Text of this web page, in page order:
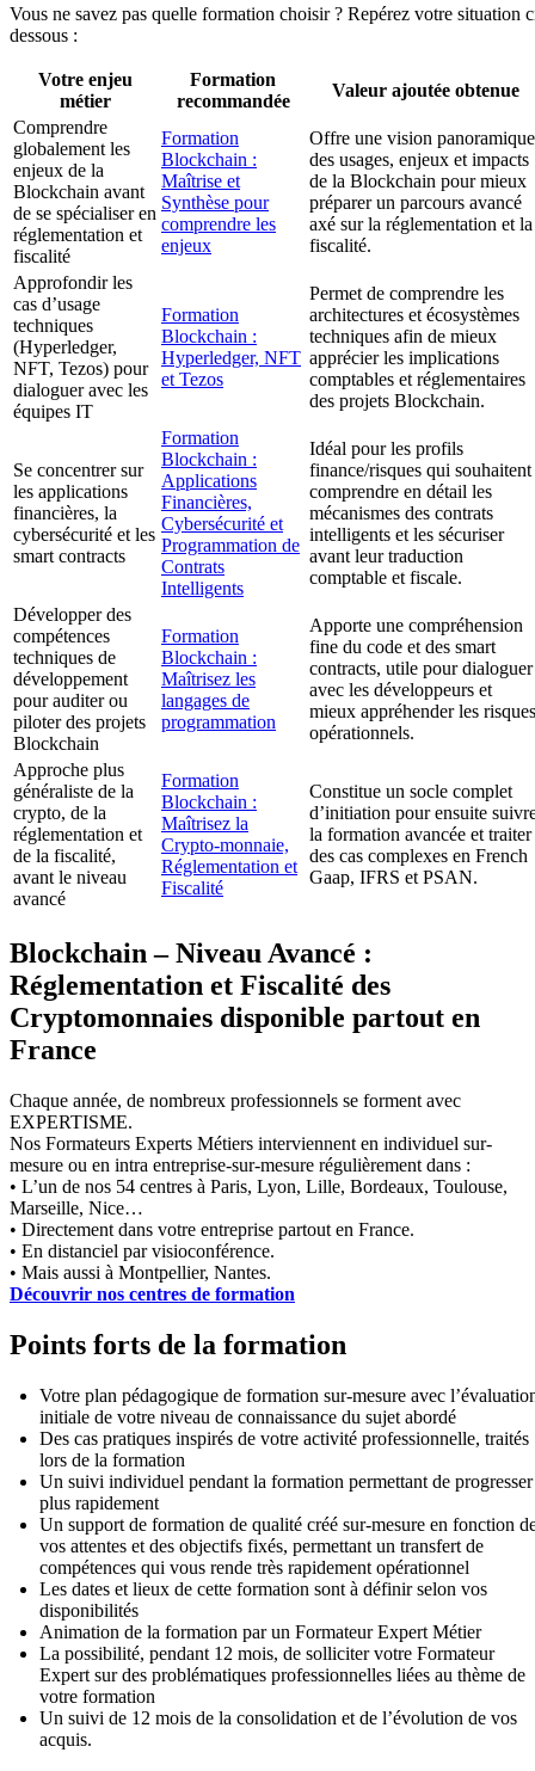
Vous ne savez pas quelle formation choisir ? Repérez votre situation
dessous :
Votre enjeu
métier
Formation
recommandée
Valeur ajoutée obtenue
Comprendre
globalement les
enjeux de la
Blockchain avant
de se spécialiser en
réglementation et
fiscalité
Formation
Blockchain :
Maîtrise et
Synthèse pour
comprendre les
enjeux
Offre une vision panoramique
des usages, enjeux et impacts
de la Blockchain pour mieux
préparer un parcours avancé
axé sur la réglementation et la
fiscalité.
Approfondir les
cas d’usage
techniques
(Hyperledger,
NFT, Tezos) pour
dialoguer avec les
équipes IT
Formation
Blockchain :
Hyperledger, NFT
et Tezos
Permet de comprendre les
architectures et écosystèmes
techniques afin de mieux
apprécier les implications
comptables et réglementaires
des projets Blockchain.
Se concentrer sur
les applications
financières, la
cybersécurité et les
smart contracts
Formation
Blockchain :
Applications
Financières,
Cybersécurité et
Programmation de
Contrats
Intelligents
Idéal pour les profils
finance/risques qui souhaitent
comprendre en détail les
mécanismes des contrats
intelligents et les sécuriser
avant leur traduction
comptable et fiscale.
Développer des
compétences
techniques de
développement
pour auditer ou
piloter des projets
Blockchain
Formation
Blockchain :
Maîtrisez les
langages de
programmation
Apporte une compréhension
fine du code et des smart
contracts, utile pour dialoguer
avec les développeurs et
mieux appréhender les risques
opérationnels.
Approche plus
généraliste de la
crypto, de la
réglementation et
de la fiscalité,
avant le niveau
avancé
Formation
Blockchain :
Maîtrisez la
Crypto-monnaie,
Réglementation et
Fiscalité
Constitue un socle complet
d’initiation pour ensuite
la formation avancée et traiter
des cas complexes en French
Gaap, IFRS et PSAN.
Blockchain – Niveau Avancé :
Réglementation et Fiscalité des
Cryptomonnaies disponible partout en
France
Chaque année, de nombreux professionnels se forment avec
EXPERTISME.
Nos Formateurs Experts Métiers interviennent en individuel sur-
mesure ou en intra entreprise-sur-mesure régulièrement dans :
• L’un de nos 54 centres à Paris, Lyon, Lille, Bordeaux, Toulouse,
Marseille, Nice…
• Directement dans votre entreprise partout en France.
• En distanciel par visioconférence.
• Mais aussi à Montpellier, Nantes.
Découvrir nos centres de formation
Points forts de la formation
Votre plan pédagogique de formation sur-mesure avec
initiale de votre niveau de connaissance du sujet abordé
Des cas pratiques inspirés de votre activité professionnelle, traités
lors de la formation
Un suivi individuel pendant la formation permettant de progresser
plus rapidement
Un support de formation de qualité créé sur-mesure en fonction
vos attentes et des objectifs fixés, permettant un transfert de
compétences qui vous rende très rapidement opérationnel
Les dates et lieux de cette formation sont à définir selon vos
disponibilités
Animation de la formation par un Formateur Expert Métier
La possibilité, pendant 12 mois, de solliciter votre Formateur
Expert sur des problématiques professionnelles liées au thème de
votre formation
Un suivi de 12 mois de la consolidation et de l’évolution de vos
acquis.